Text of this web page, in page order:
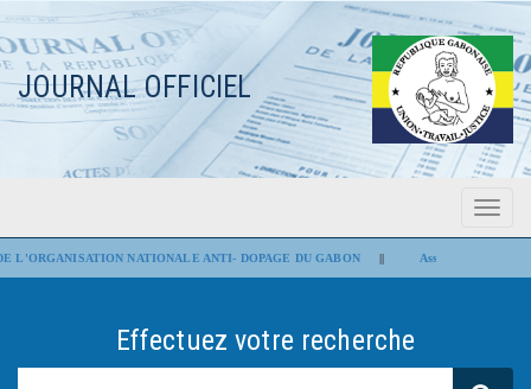
JOURNAL OFFICIEL
Menu
NATIONALE ANTI- DOPAGE DU GABON|| Assemblée nationale
Effectuez votre recherche